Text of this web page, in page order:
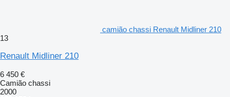
camião chassi Renault Midliner 210
13
Renault Midliner 210
6 450 €
Camião chassi
2000